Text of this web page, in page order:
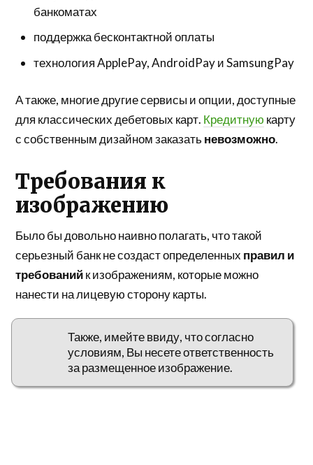
банкоматах
поддержка бесконтактной оплаты
технология ApplePay, AndroidPay и SamsungPay
А также, многие другие сервисы и опции, доступные
для классических дебетовых карт. Кредитную карту
с собственным дизайном заказатьневозможно.
Требования к
изображению
Было бы довольно наивно полагать, что такой
серьезный банк не создаст определенных правил и
требованийк изображениям, которые можно
нанести на лицевую сторону карты.
Также, имейте ввиду, что согласно
условиям, Вы несете ответственность
за размещенное изображение.